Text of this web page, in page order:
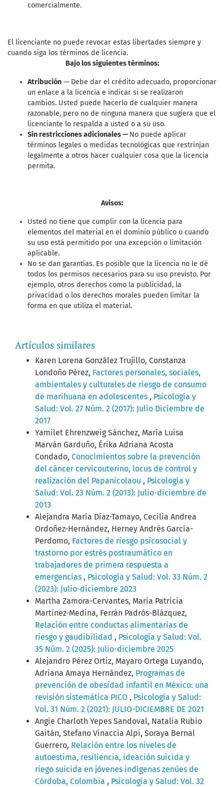
comercialmente.
El licenciante no puede revocar estas libertades siempre y
cuando siga los términos de licencia.
Bajo los siguientes términos:
Atribución — Debe dar el crédito adecuado, proporcionar
un enlace a la licencia e indicar si se realizaron
cambios. Usted puede hacerlo de cualquier manera
razonable, pero no de ninguna manera que sugiera que el
licenciante lo respalda a usted o a su uso.
Sin restricciones adicionales —No puede aplicar
términos legales o medidas tecnológicas que restrinjan
legalmente a otros hacer cualquier cosa que la licencia
permita.
Avisos:
Usted no tiene que cumplir con la licencia para
elementos del material en el dominio público o cuando
su uso está permitido por una excepción o limitación
aplicable.
No se dan garantías. Es posible que la licencia no le dé
todos los permisos necesarios para su uso previsto. Por
ejemplo, otros derechos como la publicidad, la
privacidad o los derechos morales pueden limitar la
forma en que utiliza el material.
Artículos similares
Karen Lorena González Trujillo, Constanza
Londoño Pérez, Factores personales, sociales,
ambientales y culturales de riesgo de consumo
de marihuana en adolescentes , Psicología y
Salud: Vol. 27 Núm. 2 (2017): Julio Diciembre de
2017
Yamilet Ehrenzweig Sánchez, María Luisa
Marván Garduño, Érika Adriana Acosta
Condado, Conocimientos sobre la prevención
del cáncer cervicouterino, locus de control y
realización del Papanicolaou , Psicología y
Salud: Vol. 23 Núm. 2 (2013): Julio-diciembre de
2013
Alejandra María Díaz-Tamayo, Cecilia Andrea
Ordoñez-Hernández, Herney Andrés García-
Perdomo, Factores de riesgo psicosocial y
trastorno por estrés postraumático en
trabajadores de primera respuesta a
emergencias , Psicología y Salud: Vol. 33 Núm. 2
(2023): Julio-diciembre 2023
Martha Zamora-Cervantes, María Patricia
Martínez-Medina, Ferrán Padrós-Blázquez,
Relación entre conductas alimentarias de
riesgo y gaudibilidad , Psicología y Salud: Vol.
35 Núm. 2 (2025): Julio-diciembre 2025
Alejandro Pérez Ortiz, Mayaro Ortega Luyando,
Adriana Amaya Hernández, Programas de
prevención de obesidad infantil en México: una
revisión sistemática PICO , Psicología y Salud:
Vol. 31 Núm. 2 (2021): JULIO-DICIEMBRE DE 2021
Angie Charloth Yepes Sandoval, Natalia Rubio
Gaitán, Stefano Vinaccia Alpi, Soraya Bernal
Guerrero, Relación entre los niveles de
autoestima, resiliencia, ideación suicida y
riego suicida en jóvenes indígenas zenúes de
Córdoba, Colombia , Psicología y Salud: Vol. 32